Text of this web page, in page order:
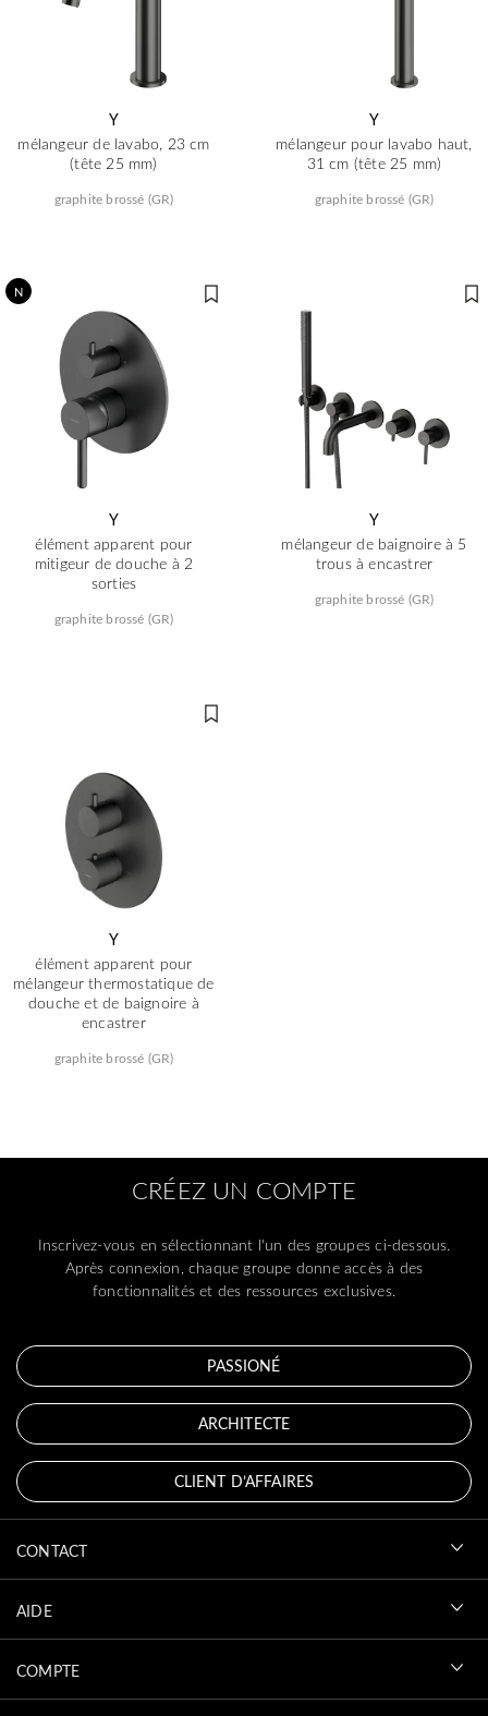
Y
mélangeur de lavabo, 23 cm
(tête 25 mm)
graphite brossé (GR)
Y
mélangeur pour lavabo haut,
31 cm (tête 25 mm)
graphite brossé (GR)
N
Y
élément apparent pour
mitigeur de douche à 2
sorties
graphite brossé (GR)
Y
mélangeur de baignoire à 5
trous à encastrer
graphite brossé (GR)
Y
élément apparent pour
mélangeur thermostatique de
douche et de baignoire à
encastrer
graphite brossé (GR)
CRÉEZ UN COMPTE
Inscrivez-vous en sélectionnant l'un des groupes ci-dessous.
Après connexion, chaque groupe donne accès à des
fonctionnalités et des ressources exclusives.
PASSIONÉ
ARCHITECTE
CLIENT D’AFFAIRES
CONTACT
AIDE
COMPTE